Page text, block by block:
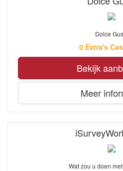
Dolce
0 Extra's
Bekijk
Meer
Wat zou u doen